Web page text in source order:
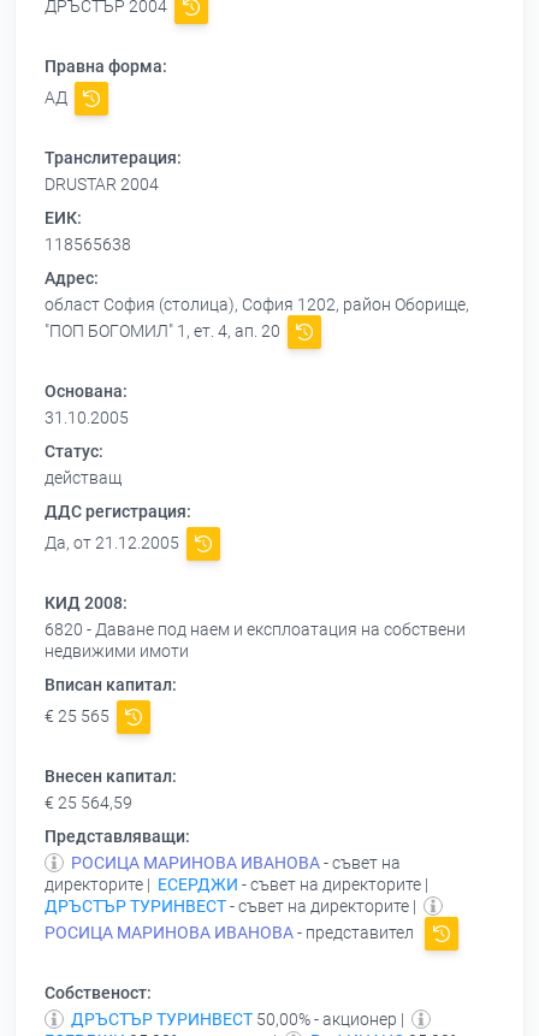
ДРЪСТЪР 2004
Правна форма:
АД
Транслитерация:
DRUSTAR 2004
ЕИК:
118565638
Адрес:
област София (столица), София 1202, район Оборище,
"ПОП БОГОМИЛ" 1, ет. 4, ап. 20
Основана:
31.10.2005
Статус:
действащ
ДДС регистрация:
Да, от 21.12.2005
КИД 2008:
6820 - Даване под наем и експлоатация на собствени
недвижими имоти
Вписан капитал:
€ 25 565
Внесен капитал:
€ 25 564,59
Представляващи:
РОСИЦА МАРИНОВА ИВАНОВА- съвет на
директорите | ЕСЕРДЖИ - съвет на директорите |
ДРЪСТЪР ТУРИНВЕСТ- съвет на директорите |
РОСИЦА МАРИНОВА ИВАНОВА- представител
Собственост:
ДРЪСТЪР ТУРИНВЕСТ 50,00% - акционер |